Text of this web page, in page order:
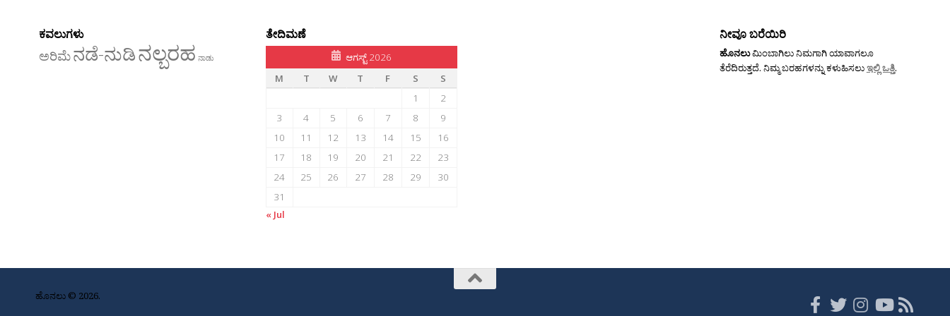
ಕವಲುಗಳು
ಅರಿಮೆನಡೆ-ನುಡಿನಲ್ಬರಹ ನಾಡು
ತೇದಿಮಣೆ
ಆಗಸ್ಟ್ 2026
M
T W T F S
S
1
2
3
4 5 6 7 8
9
10
11 12 13 14 15
16
17
18 19 20 21 22
23
24
25 26 27 28 29
30
31
« Jul
ನೀವೂ ಬರೆಯಿರಿ
ಹೊನಲುಮಿಂಬಾಗಿಲು ನಿಮಗಾಗಿ ಯಾವಾಗಲೂ
ತೆರೆದಿರುತ್ತದೆ. ನಿಮ್ಮ ಬರಹಗಳನ್ನು ಕಳುಹಿಸಲುಇಲ್ಲಿ ಒತ್ತಿ.
ಹೊನಲು © 2026.